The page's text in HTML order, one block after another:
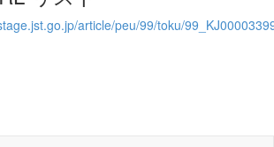
article/peu/99/toku/